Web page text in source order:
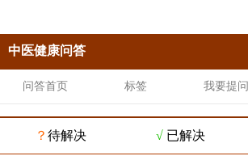
中医健康问答
问答首页 标签 我要提问
？ 待解决 √ 已解决